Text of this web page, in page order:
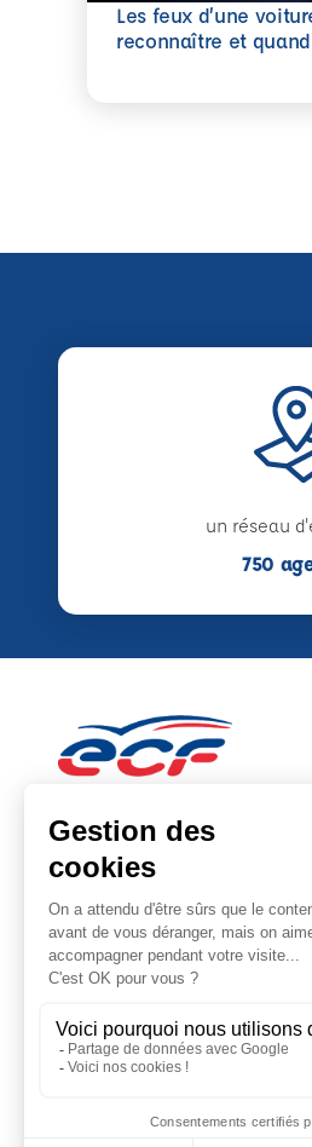
Les feux d’une
reconnaître et
En savoir plus
un réseau
750